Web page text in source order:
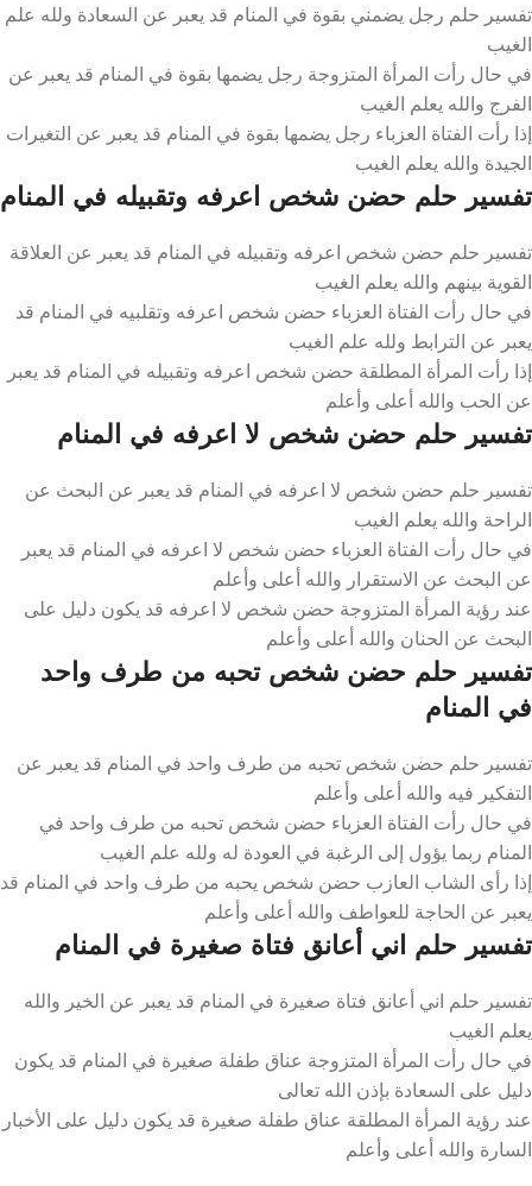
تفسير حلم رجل يضمني بقوة في المنام قد يعبر عن السعادة ولله علم
الغيب
في حال رأت المرأة المتزوجة رجل يضمها بقوة في المنام قد يعبر عن
الفرج والله يعلم الغيب
إذا رأت الفتاة العزباء رجل يضمها بقوة في المنام قد يعبر عن التغيرات
الجيدة والله يعلم الغيب
تفسير حلم حضن شخص اعرفه وتقبيله في المنام
تفسير حلم حضن شخص اعرفه وتقبيله في المنام قد يعبر عن العلاقة
القوية بينهم والله يعلم الغيب
في حال رأت الفتاة العزباء حضن شخص اعرفه وتقلبيه في المنام قد
يعبر عن الترابط ولله علم الغيب
إذا رأت المرأة المطلقة حضن شخص اعرفه وتقبيله في المنام قد يعبر
عن الحب والله أعلى وأعلم
تفسير حلم حضن شخص لا اعرفه في المنام
تفسير حلم حضن شخص لا اعرفه في المنام قد يعبر عن البحث عن
الراحة والله يعلم الغيب
في حال رأت الفتاة العزباء حضن شخص لا اعرفه في المنام قد يعبر
عن البحث عن الاستقرار والله أعلى وأعلم
عند رؤية المرأة المتزوجة حضن شخص لا اعرفه قد يكون دليل على
البحث عن الحنان والله أعلى وأعلم
تفسير حلم حضن شخص تحبه من طرف واحد
في المنام
تفسير حلم حضن شخص تحبه من طرف واحد في المنام قد يعبر عن
التفكير فيه والله أعلى وأعلم
في حال رأت الفتاة العزباء حضن شخص تحبه من طرف واحد في
المنام ربما يؤول إلى الرغبة في العودة له ولله علم الغيب
إذا رأى الشاب العازب حضن شخص يحبه من طرف واحد في المنام قد
يعبر عن الحاجة للعواطف والله أعلى وأعلم
تفسير حلم اني أعانق فتاة صغيرة في المنام
تفسير حلم اني أعانق فتاة صغيرة في المنام قد يعبر عن الخير والله
يعلم الغيب
في حال رأت المرأة المتزوجة عناق طفلة صغيرة في المنام قد يكون
دليل على السعادة بإذن الله تعالى
عند رؤية المرأة المطلقة عناق طفلة صغيرة قد يكون دليل على الأخبار
السارة والله أعلى وأعلم